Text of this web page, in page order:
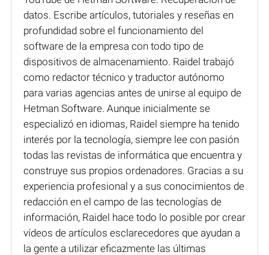
datos. Escribe artículos, tutoriales y reseñas en
profundidad sobre el funcionamiento del
software de la empresa con todo tipo de
dispositivos de almacenamiento. Raidel trabajó
como redactor técnico y traductor autónomo
para varias agencias antes de unirse al equipo de
Hetman Software. Aunque inicialmente se
especializó en idiomas, Raidel siempre ha tenido
interés por la tecnología, siempre lee con pasión
todas las revistas de informática que encuentra y
construye sus propios ordenadores. Gracias a su
experiencia profesional y a sus conocimientos de
redacción en el campo de las tecnologías de
información, Raidel hace todo lo posible por crear
vídeos de artículos esclarecedores que ayudan a
la gente a utilizar eficazmente las últimas